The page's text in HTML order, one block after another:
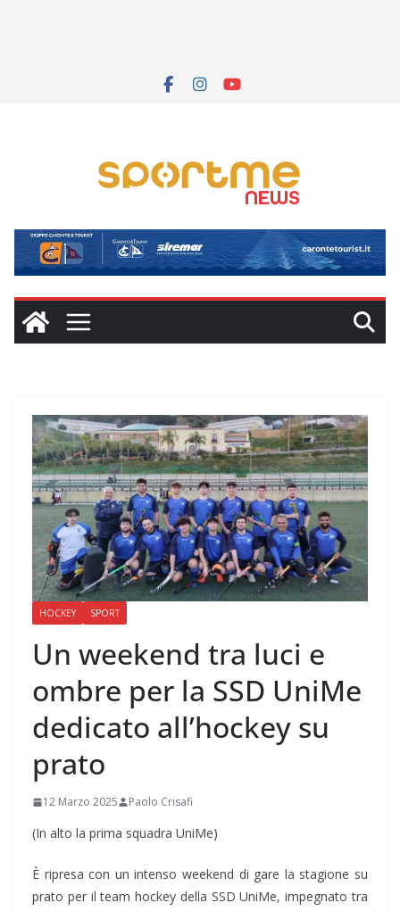
HOCKEY SPORT
Un weekend tra luci e
ombre per la SSD UniMe
dedicato all’hockey su
prato
12 Marzo 2025 Paolo Crisafi
(In alto la prima squadra UniMe)
È ripresa con un intenso weekend di gare la stagione su
prato per il team hockey della SSD UniMe, impegnato tra